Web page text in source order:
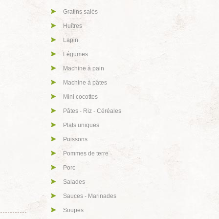
Gratins salés
Huîtres
Lapin
Légumes
Machine à pain
Machine à pâtes
Mini cocottes
Pâtes - Riz - Céréales
Plats uniques
Poissons
Pommes de terre
Porc
Salades
Sauces - Marinades
Soupes